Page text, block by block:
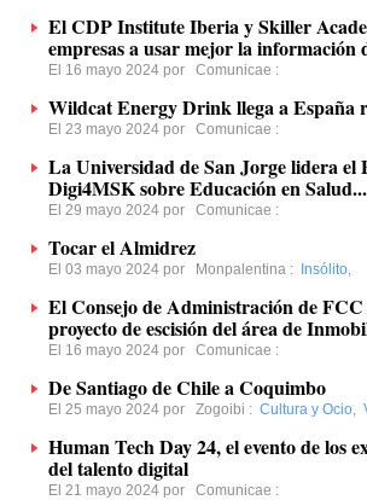
El CDP Institute Iberia y Skiller
empresas a usar mejor la información
El 16 mayo 2024 por Comunicae :
Wildcat Energy Drink llega a España
El 23 mayo 2024 por Comunicae :
La Universidad de San Jorge lidera el
Digi4MSK sobre Educación en Salud...
El 29 mayo 2024 por Comunicae :
Tocar el Almidrez
El 03 mayo 2024 por Monpalentina : Insólito,
El Consejo de Administración de
proyecto de escisión del área de
El 16 mayo 2024 por Comunicae :
De Santiago de Chile a Coquimbo
El 25 mayo 2024 por Zogoibi : Cultura y Ocio,
Human Tech Day 24, el evento de los
del talento digital
El 21 mayo 2024 por Comunicae :